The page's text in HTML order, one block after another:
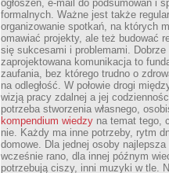
ogłoszeń, e-mail do podsumowań i
formalnych. Ważne jest także
organizowanie spotkań, na których
omawiać projekty, ale też budować
się sukcesami i problemami. Dobrze
zaprojektowana komunikacja to
zaufania, bez którego trudno o
na odległość. W połowie drogi
wizją pracy zdalnej a jej
potrzeba stworzenia własnego,
kompendium wiedzy na temat tego,
nie. Każdy ma inne potrzeby, rytm
domowe. Dla jednej osoby najlepsza
wcześnie rano, dla innej późnym
potrzebują ciszy, inni muzyki w tle.